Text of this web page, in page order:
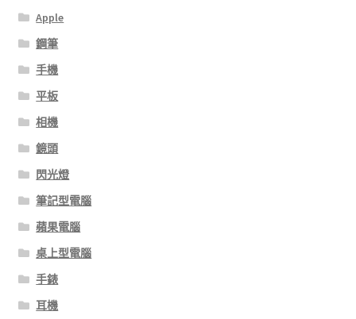
Apple
鋼筆
手機
平板
相機
鏡頭
閃光燈
筆記型電腦
蘋果電腦
桌上型電腦
手錶
耳機